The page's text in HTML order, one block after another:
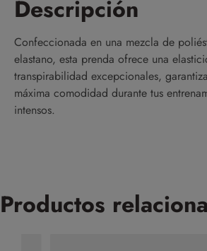
Descripción
Confeccionada en una mezcla de
elastano, esta prenda ofrece una
transpirabilidad excepcionales,
máxima comodidad durante tus
intensos.
Productos